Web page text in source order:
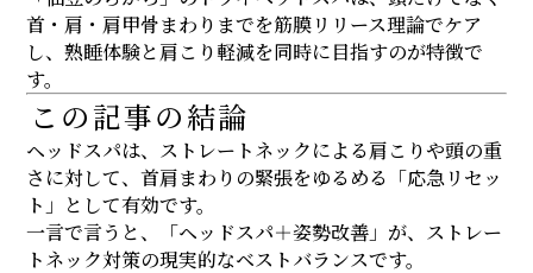
首・肩・肩甲骨まわりまでを筋膜リリース理論でケア
し、熟睡体験と肩こり軽減を同時に目指すのが特徴で
す。
この記事の結論
ヘッドスパは、ストレートネックによる肩こりや頭の重
さに対して、首肩まわりの緊張をゆるめる「応急リセッ
ト」として有効です。
一言で言うと、「ヘッドスパ＋姿勢改善」が、ストレー
トネック対策の現実的なベストバランスです。